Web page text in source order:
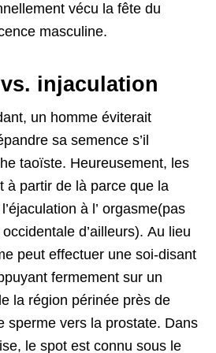
vécu la fête du
masculine.
injaculation
un homme éviterait
sa semence s’il
taoïste. Heureusement, les
à partir de là parce que la
à l’ orgasme(pas
d’ailleurs). Au lieu
peut effectuer une soi-disant
fermement sur un
la région périnée près de
sperme vers la prostate. Dans
le spot est connu sous le